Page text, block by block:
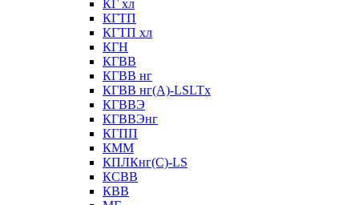
КГ хл
КГТП
КГТП хл
КГН
КГВВ
КГВВ нг
КГВВ нг(А)-LSLTx
КГВВЭ
КГВВЭнг
КГПП
КММ
КПЛКнг(C)-LS
КСВВ
КВВ